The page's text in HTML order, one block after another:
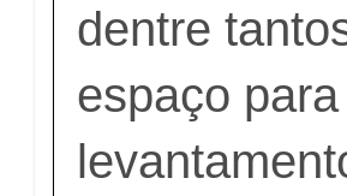
dentre
espaço